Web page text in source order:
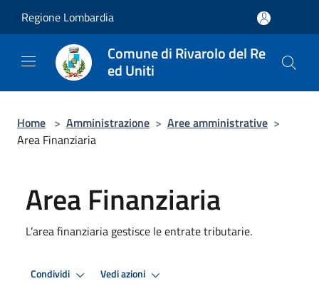
Regione Lombardia
Comune di Rivarolo del Re
ed Uniti
Home > Amministrazione > Aree amministrative >
Area Finanziaria
Area Finanziaria
L’area finanziaria gestisce le entrate tributarie.
Condividi Vedi azioni